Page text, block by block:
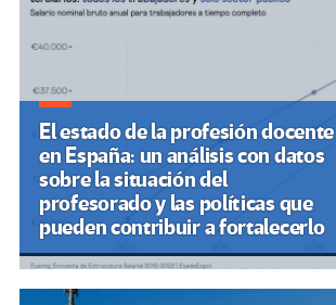
El estado de la profesión docente
en España: un análisis con datos
sobre la situación del
profesorado y las políticas que
pueden contribuir a fortalecerlo